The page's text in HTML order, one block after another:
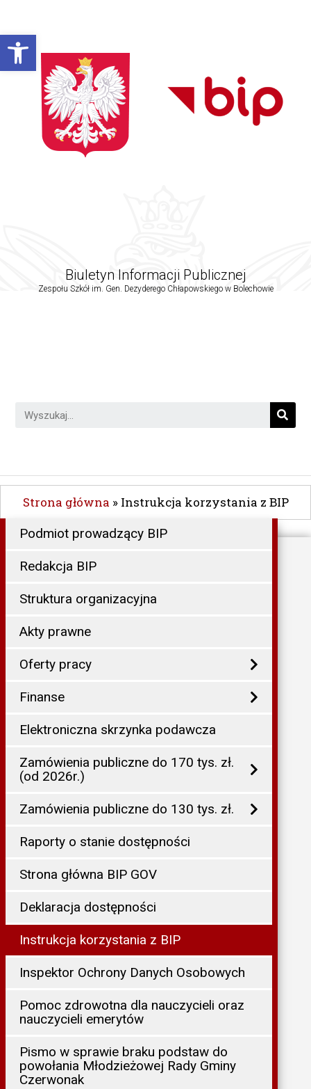
Open toolbar
Biuletyn Informacji Publicznej
Zespołu Szkół im. Gen. Dezyderego Chłapowskiego w Bolechowie
Strona główna » Instrukcja korzystania z BIP
Podmiot prowadzący BIP
Redakcja BIP
Struktura organizacyjna
Akty prawne
Oferty pracy
Finanse
Elektroniczna skrzynka podawcza
Zamówienia publiczne do 170 tys. zł.
(od 2026r.)
Zamówienia publiczne do 130 tys. zł.
Raporty o stanie dostępności
Strona główna BIP GOV
Deklaracja dostępności
Instrukcja korzystania z BIP
Inspektor Ochrony Danych Osobowych
Pomoc zdrowotna dla nauczycieli oraz
nauczycieli emerytów
Pismo w sprawie braku podstaw do
powołania Młodzieżowej Rady Gminy
Czerwonak